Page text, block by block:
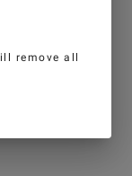
remove all